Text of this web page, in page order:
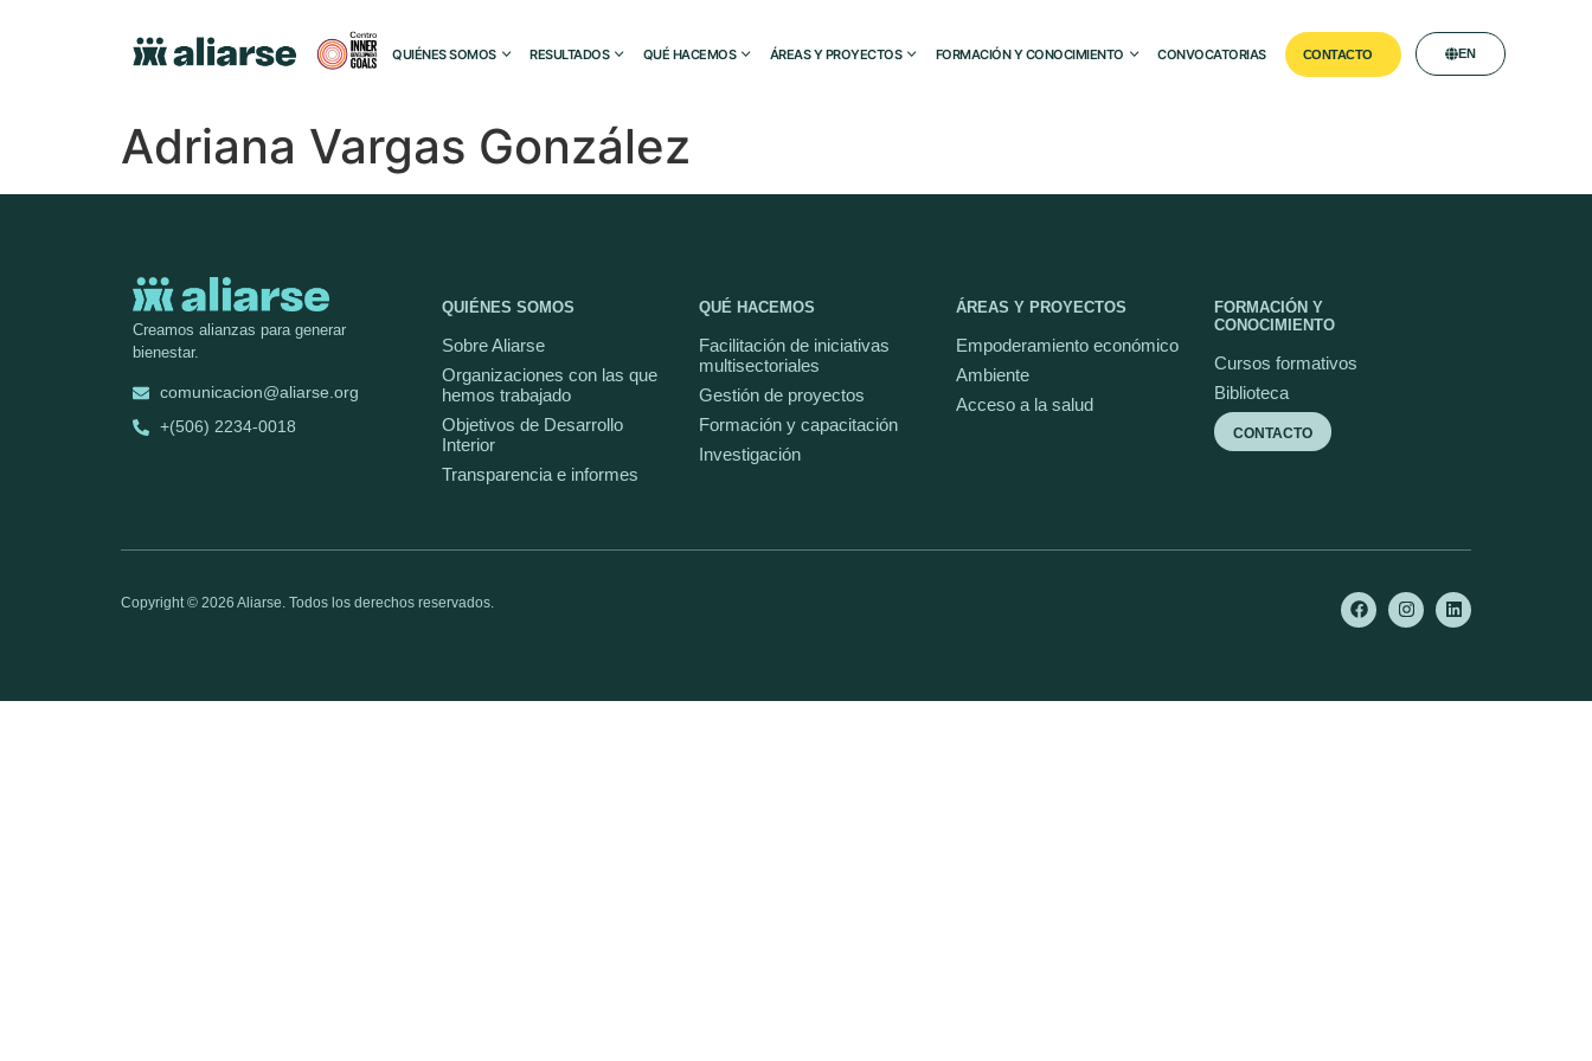
QUIÉNES SOMOS RESULTADOS QUÉ HACEMOS ÁREAS Y PROYECTOS FORMACIÓN Y CONOCIMIENTO CONVOCATORIAS CONTACTO EN
Adriana Vargas González
Creamos alianzas para generar
bienestar.
comunicacion@aliarse.org
+(506) 2234-0018
QUIÉNES SOMOS
Sobre Aliarse
Organizaciones con las que
hemos trabajado
Objetivos de Desarrollo
Interior
Transparencia e informes
QUÉ HACEMOS
Facilitación de iniciativas
multisectoriales
Gestión de proyectos
Formación y capacitación
Investigación
ÁREAS Y PROYECTOS
Empoderamiento económico
Ambiente
Acceso a la salud
FORMACIÓN Y
CONOCIMIENTO
Cursos formativos
Biblioteca
CONTACTO
Copyright © 2026 Aliarse. Todos los derechos reservados.